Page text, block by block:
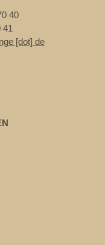
40
41
[dot] de